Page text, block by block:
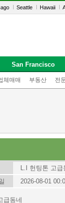
Seattle Hawaii
체매매 부동산 전
San Francisco
L.I 헌팅톤 고급
2026-08-01
급동네